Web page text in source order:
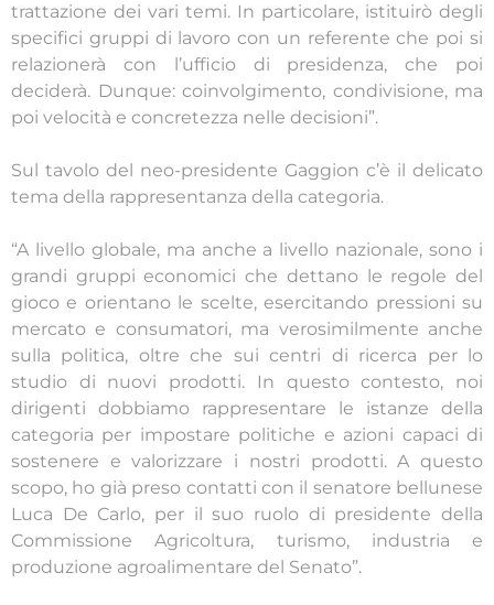
trattazione dei vari temi. In particolare, istituirò degli
specifici gruppi di lavoro con un referente che poi si
relazionerà con l’ufficio di presidenza, che poi
deciderà. Dunque: coinvolgimento, condivisione, ma
poi velocità e concretezza nelle decisioni”.
Sul tavolo del neo-presidente Gaggion c’è il delicato
tema della rappresentanza della categoria.
“A livello globale, ma anche a livello nazionale, sono i
grandi gruppi economici che dettano le regole del
gioco e orientano le scelte, esercitando pressioni su
mercato e consumatori, ma verosimilmente anche
sulla politica, oltre che sui centri di ricerca per lo
studio di nuovi prodotti. In questo contesto, noi
dirigenti dobbiamo rappresentare le istanze della
categoria per impostare politiche e azioni capaci di
sostenere e valorizzare i nostri prodotti. A questo
scopo, ho già preso contatti con il senatore bellunese
Luca De Carlo, per il suo ruolo di presidente della
Commissione Agricoltura, turismo, industria e
produzione agroalimentare del Senato”.